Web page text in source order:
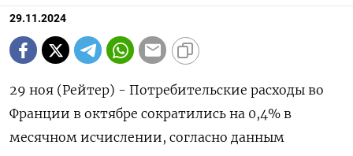
29.11.2024
29 ноя (Рейтер) - Потребительские расходы во
Франции в октябре сократились на 0,4% в
месячном исчислении, согласно данным